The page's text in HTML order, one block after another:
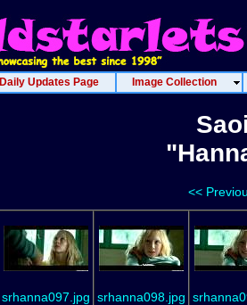
Daily Updates Page Image Collection
<<
srhanna097.jpg srhanna098.jpg